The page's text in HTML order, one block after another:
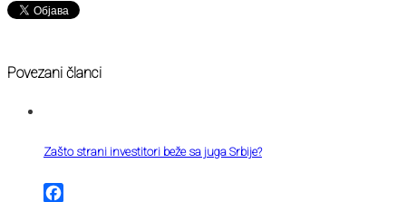
Povezani članci
Zašto strani investitori beže sa juga Srbije?